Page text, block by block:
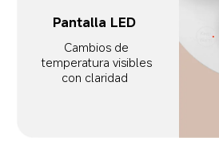
Pantalla LED
Cambios de
temperatura visibles
con claridad